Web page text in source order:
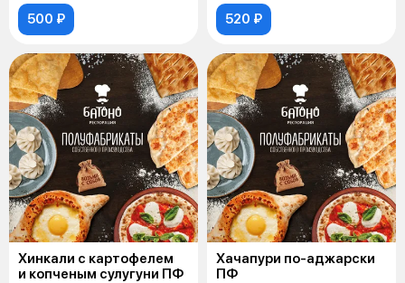
500 ₽ 520 ₽
Хинкали с картофелем
и копченым сулугуни ПФ
Хачапури по-аджарски
ПФ